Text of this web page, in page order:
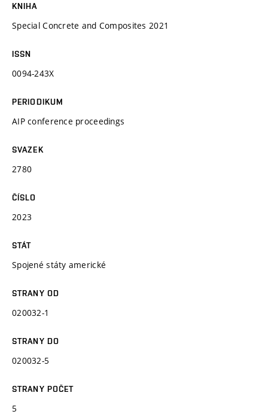
KNIHA
Special Concrete and Composites 2021
ISSN
0094-243X
PERIODIKUM
AIP conference proceedings
SVAZEK
2780
ČÍSLO
2023
STÁT
Spojené státy americké
STRANY OD
020032-1
STRANY DO
020032-5
STRANY POČET
5